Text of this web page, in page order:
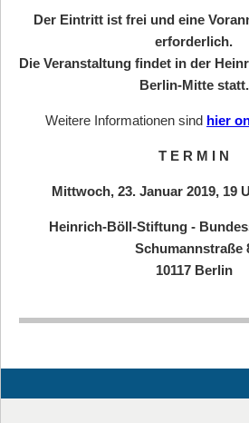
Der Eintritt ist frei und eine
erforderlich.
Die Veranstaltung findet in der
Berlin-Mitte statt.
Weitere Informationen sind hier
T E R M I N
Mittwoch, 23. Januar 2019,19
Heinrich-Böll-Stiftung -
Schumannstraße
10117 Berlin